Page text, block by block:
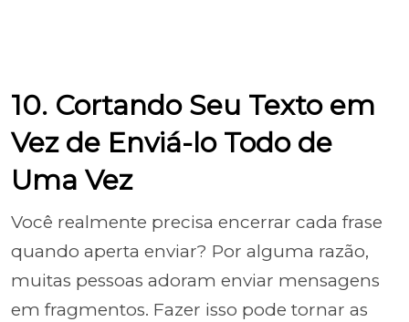
10. Cortando Seu Texto em
Vez de Enviá-lo Todo de
Uma Vez
Você realmente precisa encerrar cada frase
quando aperta enviar? Por alguma razão,
muitas pessoas adoram enviar mensagens
em fragmentos. Fazer isso pode tornar as